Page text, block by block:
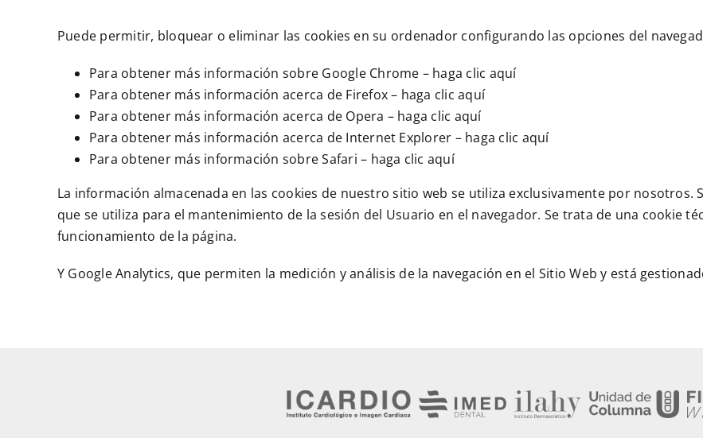
Puede permitir, bloquear o eliminar las cookies en su ordenador configurando las opciones del
Para obtener más información sobre Google Chrome – haga clic aquí
Para obtener más información acerca de Firefox – haga clic aquí
Para obtener más información acerca de Opera – haga clic aquí
Para obtener más información acerca de Internet Explorer – haga clic aquí
Para obtener más información sobre Safari – haga clic aquí
La información almacenada en las cookies de nuestro sitio web se utiliza exclusivamente por nosotros.
que se utiliza para el mantenimiento de la sesión del Usuario en el navegador. Se trata de una cookie
funcionamiento de la página.
Y Google Analytics, que permiten la medición y análisis de la navegación en el Sitio Web y está